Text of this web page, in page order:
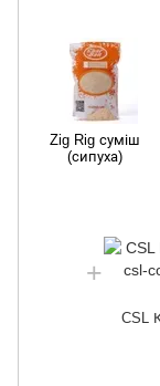
Zig Rig суміш
(сипуха)
CSL